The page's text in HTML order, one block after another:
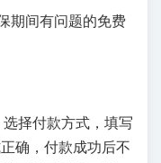
期间有问题的免费
择付款方式，填写
确，付款成功后不